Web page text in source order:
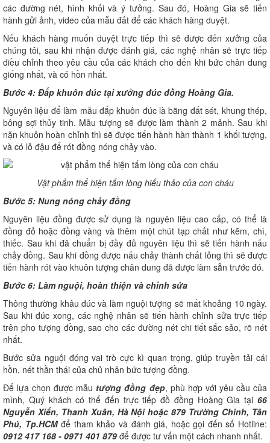
các đường nét, hình khối và ý tưởng. Sau đó, Hoàng Gia sẽ tiến
hành gửi ảnh, video của mẫu đất để các khách hàng duyệt.
Nếu khách hàng muốn duyệt trực tiếp thì sẽ được đến xưởng của
chúng tôi, sau khi nhận được đánh giá, các nghệ nhân sẽ trực tiếp
điều chỉnh theo yêu cầu của các khách cho đến khi bức chân dung
giống nhất, và có hồn nhất.
Bước 4: Đắp khuôn đúc tại xưởng đúc đồng Hoàng Gia.
Nguyên liệu để làm mẫu đắp khuôn đúc là bằng đất sét, khung thép,
bông sợi thủy tinh. Mẫu tượng sẽ được làm thành 2 mảnh. Sau khi
nặn khuôn hoàn chỉnh thì sẽ được tiến hành hàn thành 1 khối tượng,
và có lỗ đậu để rót đồng nóng chảy vào.
Vật phẩm thể hiện tấm lòng hiếu thảo của con cháu
Bước 5: Nung nóng chảy đồng
Nguyên liệu đồng được sử dụng là nguyên liệu cao cấp, có thể là
đồng đỏ hoặc đồng vàng và thêm một chút tạp chất như kẽm, chì,
thiếc. Sau khi đã chuẩn bị đầy đủ nguyên liệu thì sẽ tiến hành nấu
chảy đồng. Sau khi đồng được nấu chảy thành chất lỏng thì sẽ được
tiến hành rót vào khuôn tượng chân dung đã được làm sẵn trước đó.
Bước 6: Làm nguội, hoàn thiện và chỉnh sửa
Thông thường khâu đúc và làm nguội tượng sẽ mất khoảng 10 ngày.
Sau khi đúc xong, các nghệ nhân sẽ tiến hành chỉnh sửa trực tiếp
trên pho tượng đồng, sao cho các đường nét chi tiết sắc sảo, rõ nét
nhất.
Bước sửa nguội đóng vai trò cực kì quan trọng, giúp truyền tải cái
hồn, nét thần thái của chủ nhân bức tượng đồng.
Để lựa chọn được mẫu tượng đồng đẹp, phù hợp với yêu cầu của
mình, Quý khách có thể đến trực tiếp đồ đồng Hoàng Gia tại 66
Nguyễn Xiển, Thanh Xuân, Hà Nội hoặc 879 Trường Chinh, Tân
Phú, Tp.HCMđể tham khảo và đánh giá, hoặc gọi đến số Hotline:
0912 417 168 - 0971 401 879 để được tư vấn một cách nhanh nhất.